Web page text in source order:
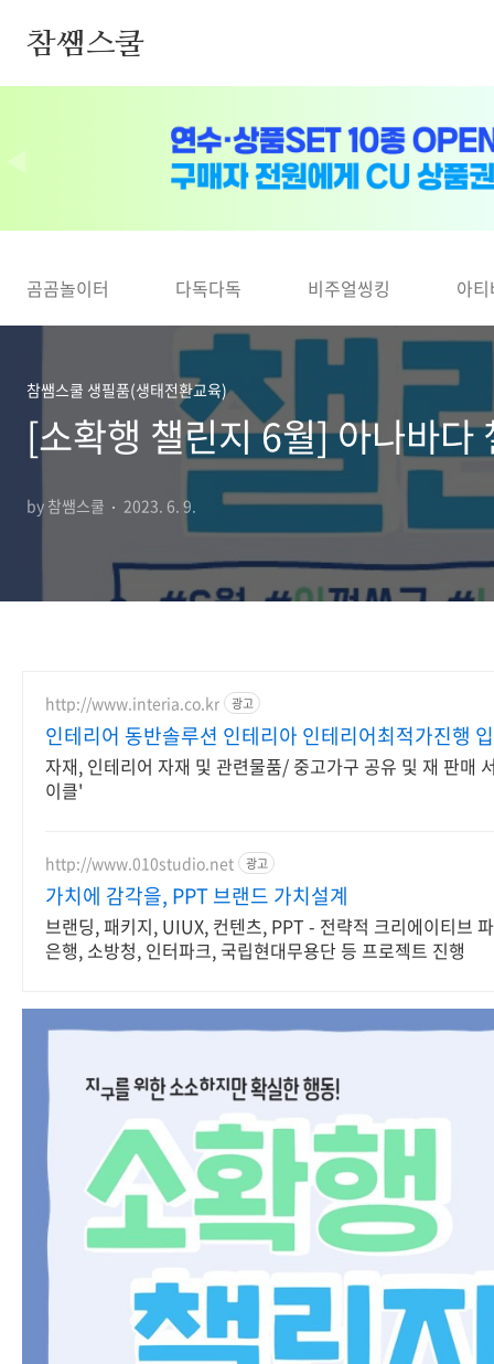
참쌤스쿨
곰곰놀이터 다독다독 비주얼씽킹 아
참쌤스쿨 생필품(생태전환교육)
[소확행 챌린지 6월] 아나바다
by 참쌤스쿨 2023. 6. 9.
http://www.interia.co.kr 광고
인테리어 동반솔루션 인테리아 인테리어최적가진행
자재, 인테리어 자재 및 관련물품/ 중고가구 공유 및 재 판매
이클'
http://www.010studio.net 광고
가치에 감각을, PPT 브랜드 가치설계
브랜딩, 패키지, UIUX, 컨텐츠, PPT - 전략적 크리에이티브
은행, 소방청, 인터파크, 국립현대무용단 등 프로젝트 진행